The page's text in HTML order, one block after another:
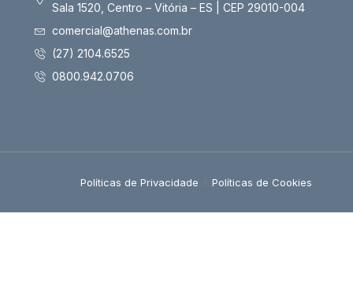
Sala 1520, Centro – Vitória – ES | CEP 29010-004
comercial@athenas.com.br
(27) 2104.6525
0800.942.0706
Políticas de Privacidade Políticas de Cookies